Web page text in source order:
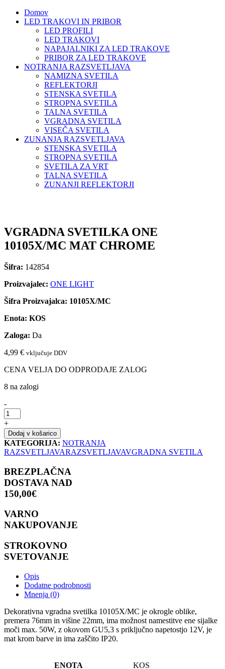
Domov
LED TRAKOVI IN PRIBOR
LED PROFILI
LED TRAKOVI
NAPAJALNIKI ZA LED TRAKOVE
PRIBOR ZA LED TRAKOVE
NOTRANJA RAZSVETLJAVA
NAMIZNA SVETILA
REFLEKTORJI
STENSKA SVETILA
STROPNA SVETILA
TALNA SVETILA
VGRADNA SVETILA
VISEČA SVETILA
ZUNANJA RAZSVETLJAVA
STENSKA SVETILA
STROPNA SVETILA
SVETILA ZA VRT
TALNA SVETILA
ZUNANJI REFLEKTORJI
VGRADNA SVETILKA ONE
10105X/MC MAT CHROME
Šifra: 142854
Proizvajalec: ONE LIGHT
Šifra Proizvajalca: 10105X/MC
Enota: KOS
Zaloga: Da
4,99 € vključuje DDV
CENA VELJA DO ODPRODAJE ZALOG
8 na zalogi
-
VGRADNA
SVETILKA
ONE
10105X/MC
MAT
CHROME
količina
+
Dodaj v košarico
KATEGORIJA: NOTRANJA
RAZSVETLJAVARAZSVETLJAVAVGRADNA SVETILA
BREZPLAČNA
DOSTAVA NAD
150,00€
VARNO
NAKUPOVANJE
STROKOVNO
SVETOVANJE
Opis
Dodatne podrobnosti
Mnenja (0)
Dekorativna vgradna svetilka 10105X/MC je okrogle oblike,
premera 76mm in višine 22mm, ima možnost namestitve ene sijalke
moči max. 50W, z okovom GU5,3 s priključno napetostjo 12V, je
mat krom barve in ima zaščito IP20.
ENOTA KOS